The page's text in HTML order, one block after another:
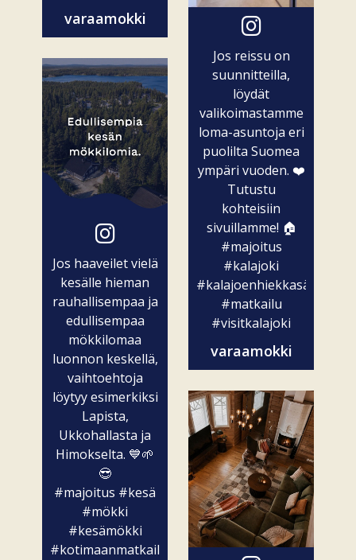
varaamokki
Jos haaveilet vielä
kesälle hieman
rauhallisempaa ja
edullisempaa
mökkilomaa
luonnon keskellä,
vaihtoehtoja
löytyy esimerkiksi
Lapista,
Ukkohallasta ja
Himokselta. 💙🌱
😎
#majoitus #kesä
#mökki
#kesämökki
#kotimaanmatkailu
Jos reissu on
suunnitteilla,
löydät
valikoimastamme
loma-asuntoja eri
puolilta Suomea
ympäri vuoden. ❤️
Tutustu
kohteisiin
sivuillamme! 🏠
#majoitus
#kalajoki
#kalajoenhiekkasärkät
#matkailu
#visitkalajoki
varaamokki